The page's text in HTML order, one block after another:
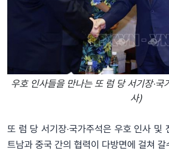
우호 인사들을 만나는 또 럼 당 서기장‧국
사)
또 럼 당 서기장‧국가주석은 우호 인사 및
트남과 중국 간의 협력이 다방면에 걸쳐